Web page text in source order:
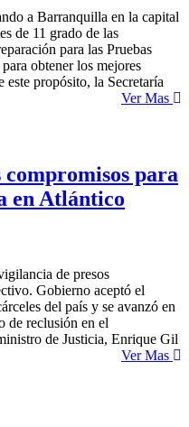
a Barranquilla en la capital
de 11 grado de las
para las Pruebas
obtener los mejores
este propósito, la Secretaría
Ver Mas
para
en Atlántico
de presos
Gobierno aceptó el
del país y se avanzó en
de reclusión en el
de Justicia, Enrique Gil
Ver Mas